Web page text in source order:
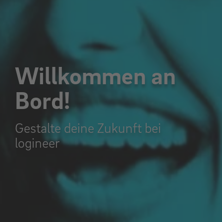
Willkommen an
Bord!
Gestalte deine Zukunft bei
logineer